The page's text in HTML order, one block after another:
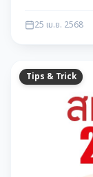
25 เม.ย. 2568
Tips & Trick